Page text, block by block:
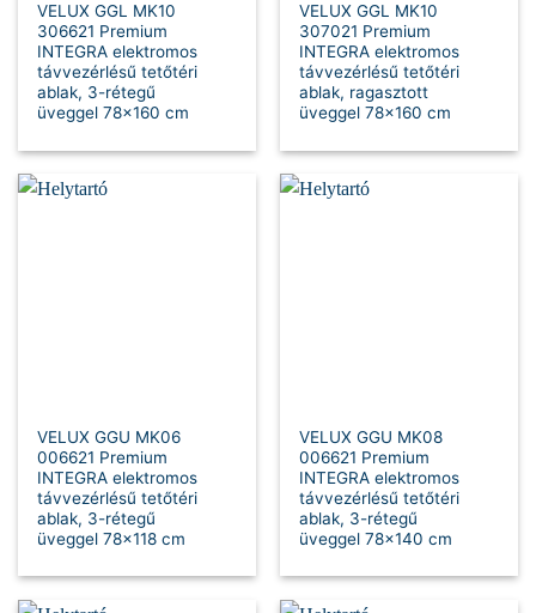
VELUX GGL MK10
306621 Premium
INTEGRA elektromos
távvezérlésű tetőtéri
ablak, 3-rétegű
üveggel 78×160 cm
VELUX GGL MK10
307021 Premium
INTEGRA elektromos
távvezérlésű tetőtéri
ablak, ragasztott
üveggel 78×160 cm
VELUX GGU MK06
006621 Premium
INTEGRA elektromos
távvezérlésű tetőtéri
ablak, 3-rétegű
üveggel 78×118 cm
VELUX GGU MK08
006621 Premium
INTEGRA elektromos
távvezérlésű tetőtéri
ablak, 3-rétegű
üveggel 78×140 cm